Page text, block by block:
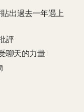
出過去一年遇上
評
聊天的力量